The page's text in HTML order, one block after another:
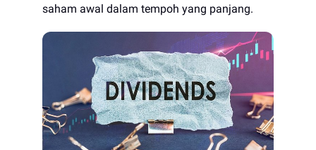
saham awal dalam tempoh yang panjang.